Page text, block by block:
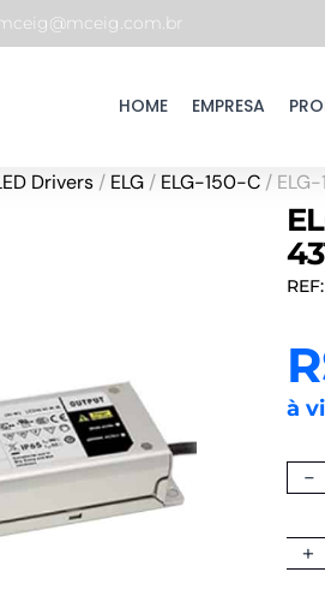
HOME EMPRESA
Drivers / ELG / ELG-150-C /
à
-
ELG-
- +